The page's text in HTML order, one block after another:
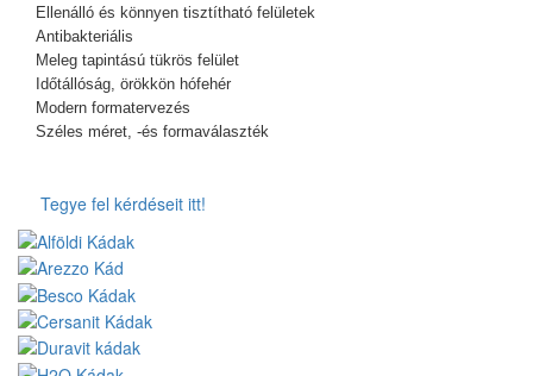
Ellenálló és könnyen tisztítható felületek
Antibakteriális
Meleg tapintású tükrös felület
Időtállóság, örökkön hófehér
Modern formatervezés
Széles méret, -és formaválaszték
Tegye fel kérdéseit itt!